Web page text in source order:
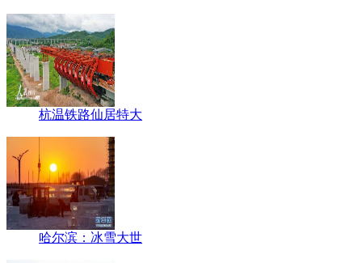
杭温铁路仙居特大
哈尔滨：冰雪大世